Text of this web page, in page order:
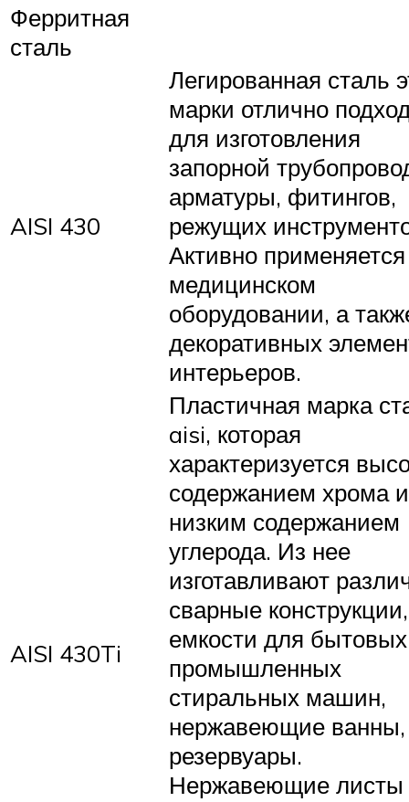
Ферритная
сталь
AISI 430
Легированная сталь
марки отлично
для изготовления
запорной
арматуры, фитингов,
режущих
Активно
медицинском
оборудовании, а
декоративных
интерьеров.
AISI 430Ti
Пластичная марка
aisi, которая
характеризуется
содержанием хрома и
низким содержанием
углерода. Из нее
изготавливают
сварные конструкции,
емкости для
промышленных
стиральных машин,
нержавеющие ванны,
резервуары.
Нержавеющие листы